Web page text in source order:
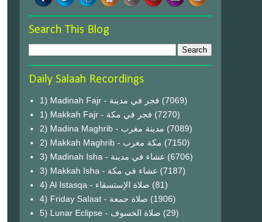
Search This Blog
Daily Salaah Recordings
1) Madinah Fajr - فجر في مدينة (7069)
1) Makkah Fajr - فجر في مكة (7270)
2) Madina Maghrib - مدينة مغرب (7089)
2) Makkah Maghrib - مكة مغرب (7150)
3) Madinah Isha - عشاء في مدينة (6706)
3) Makkah Isha - عشاء في مكة (7187)
4) Al Istasqa - صلاة الإستسقاء (81)
4) Friday Salaat - صلاة جمعة (1906)
5) Lunar Eclipse - صلاة الخسوف (29)